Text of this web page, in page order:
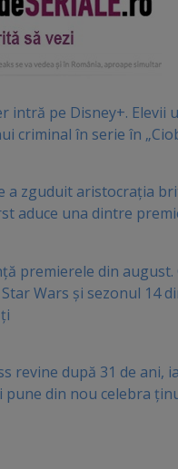
intră pe Disney+. Elevii
criminal în serie în
a zguduit aristocrația
aduce una dintre
premierele din august.
Wars și sezonul 14
revine după 31 de ani,
pune din nou celebra